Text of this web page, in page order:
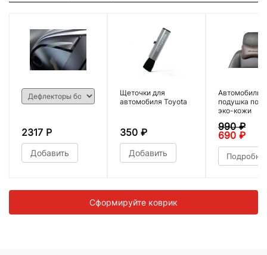
2317 Р
Добавить
Щеточки для
автомобиля Toyota
350 ₽
Добавить
подушка под
эко-кожи
990₽
690 ₽
Сформируйте коврик